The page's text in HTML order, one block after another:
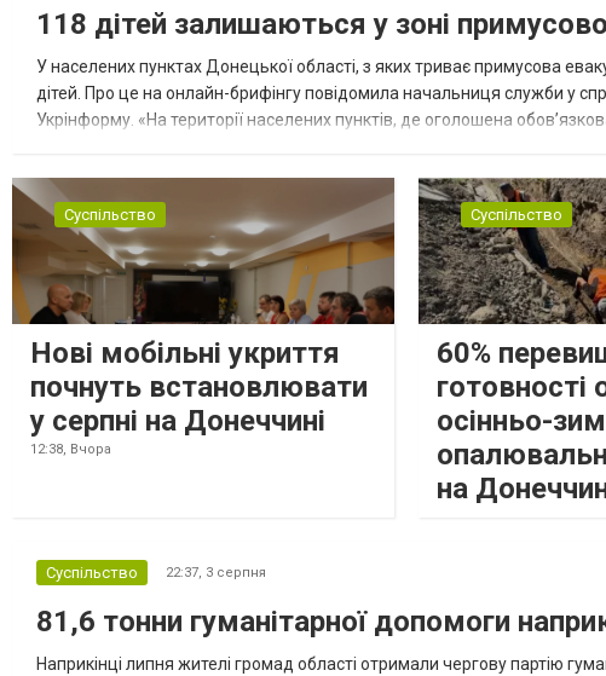
118 дітей залишаються у зоні
У населених пунктах Донецької області, з яких триває примусова
дітей. Про це на онлайн-брифінгу повідомила начальниця служби у
Укрінформу. «На території населених пунктів, де оголошена
Суспільство
Нові мобільні укриття
почнуть встановлювати
у серпні на Донеччині
12:38, Вчора
Суспільство
60%
готовності
осінньо-
на
Суспільство 22:37, 3 серпня
81,6 тонни гуманітарної допомоги
Наприкінці липня жителі громад області отримали чергову партію